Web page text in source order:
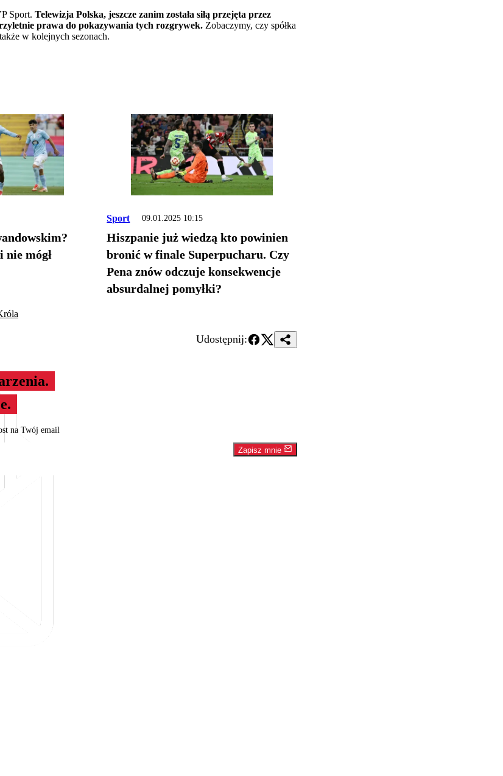
Sport. Telewizja Polska, jeszcze zanim została siłą przejęta przez
prawa do pokazywania tych rozgrywek. Zobaczymy, czy spółka
w kolejnych sezonach.
nie mógł
Sport 09.01.2025 10:15
Hiszpanie już wiedzą kto powinien
bronić w finale Superpucharu. Czy
Pena znów odczuje konsekwencje
absurdalnej pomyłki?
Udostępnij:
na Twój email
Zapisz mnie